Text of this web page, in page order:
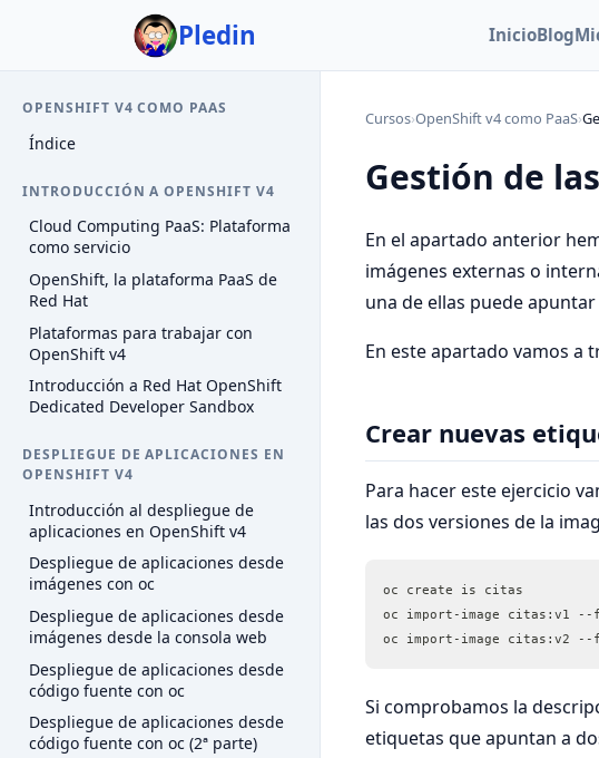
Pledin InicioBlog
OPENSHIFT V4 COMO PAAS
Índice
INTRODUCCIÓN A OPENSHIFT V4
Cloud Computing PaaS: Plataforma
como servicio
OpenShift, la plataforma PaaS de
Red Hat
Plataformas para trabajar con
OpenShift v4
Introducción a Red Hat OpenShift
Dedicated Developer Sandbox
DESPLIEGUE DE APLICACIONES EN
OPENSHIFT V4
Introducción al despliegue de
aplicaciones en OpenShift v4
Despliegue de aplicaciones desde
imágenes con oc
Despliegue de aplicaciones desde
imágenes desde la consola web
Despliegue de aplicaciones desde
código fuente con oc
Despliegue de aplicaciones desde
código fuente con oc (2ª parte)
Cursos›OpenShift v4 como PaaS›
Gestión de
En el apartado anterior
imágenes externas o
una de ellas puede
En este apartado vamos a
Crear nuevas
Para hacer este ejercicio
las dos versiones de la
oc create is citas
oc import-image citas:v1 --
oc import-image citas:v2 --
Si comprobamos la
etiquetas que apuntan a